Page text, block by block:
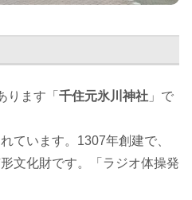
ります「 千住元氷川神社 」で
ています。1307年創建で、
文化財です。「ラジオ体操発